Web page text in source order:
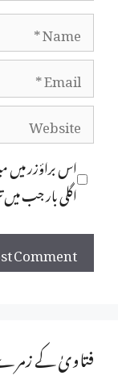
Name
Email
Website
اس براؤزر
اگلی بار جب
فتاویٰ کے